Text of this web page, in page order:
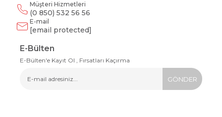
Müşteri Hizmetleri
(0 850) 532 56 56
E-mail
[email protected]
E-Bülten
E-Bülten'e Kayıt Ol , Fırsatları Kaçırma
GÖNDER